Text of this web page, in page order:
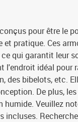
pour être le
pratique. Ces
qui garantit leur
l'endroit idéal pour
des bibelots, etc.
De plus,
Veuillez
incluses.